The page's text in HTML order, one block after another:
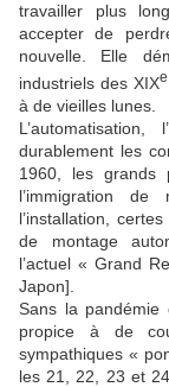
travailler plus
accepter de
nouvelle. Elle
industriels des XIXe
à de vieilles lunes.
durablement les
1960, les grands
l’immigration
l’installation,
de montage
l’actuel « Grand
Japon].
Sans la
propice à de
sympathiques «
les 21, 22, 23 et